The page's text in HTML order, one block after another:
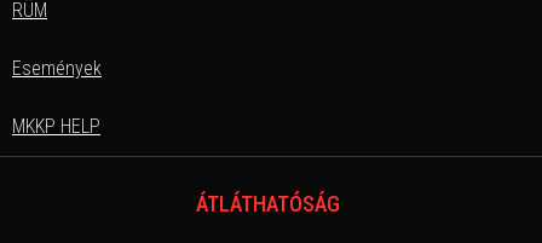
RÜM
Események
MKKP HELP
ÁTLÁTHATÓSÁG